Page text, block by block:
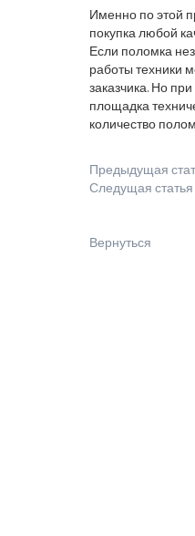
Именно по этой
покупка любой
Если поломка
работы техники
заказчика. Но
площадка
количество
Предыдущая
Следущая статья
Вернуться